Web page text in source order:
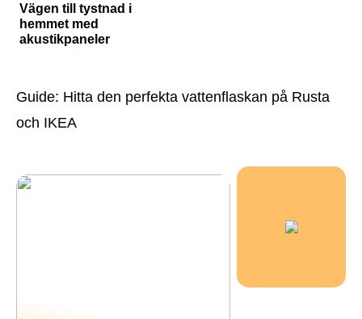
Vägen till tystnad i
hemmet med
akustikpaneler
Guide: Hitta den perfekta vattenflaskan på Rusta
och IKEA